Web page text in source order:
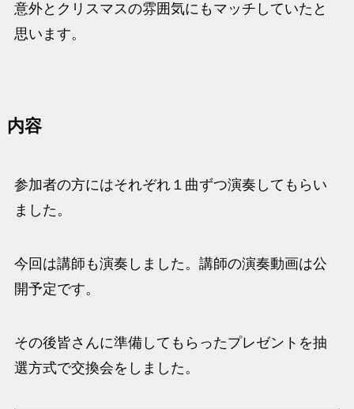
意外とクリスマスの雰囲気にもマッチしていたと
思います。
内容
参加者の方にはそれぞれ１曲ずつ演奏してもらい
ました。
今回は講師も演奏しました。講師の演奏動画は公
開予定です。
その後皆さんに準備してもらったプレゼントを抽
選方式で交換会をしました。